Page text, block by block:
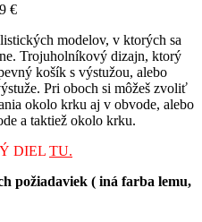
€
modelov, v ktorých sa
Trojuholníkový dizajn, ktorý
košík s výstužou, alebo
Pri oboch si môžeš zvoliť
okolo krku aj v obvode, alebo
a taktiež okolo krku.
DIEL TU.
požiadaviek ( iná farba lemu,